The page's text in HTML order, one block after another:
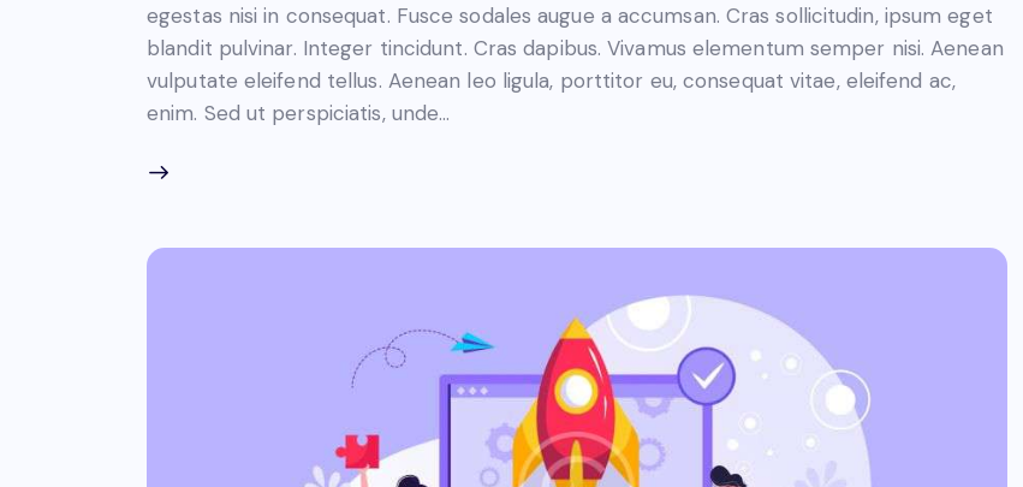
egestas nisi in consequat. Fusce sodales augue a accumsan. Cras sollicitudin, ipsum eget
blandit pulvinar. Integer tincidunt. Cras dapibus. Vivamus elementum semper nisi. Aenean
vulputate eleifend tellus. Aenean leo ligula, porttitor eu, consequat vitae, eleifend ac,
enim. Sed ut perspiciatis, unde…